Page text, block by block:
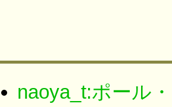
naoya_t:ポール